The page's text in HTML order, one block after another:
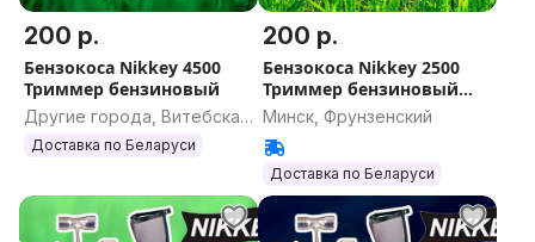
200 р.
Бензокоса Nikkey 4500
Триммер бензиновый
Другие города, Витебская
область
Доставка по Беларуси
200 р.
Бензокоса Nikkey 2500
Триммер бензиновый
Никкей
Минск, Фрунзенский
Доставка по Беларуси